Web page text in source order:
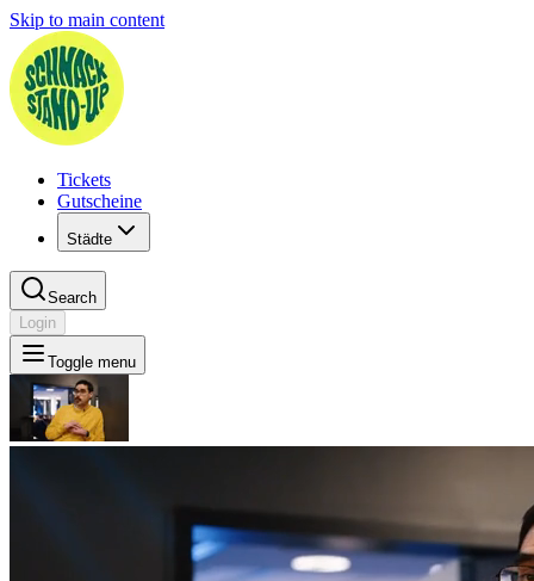
Skip to main content
Tickets
Gutscheine
Städte
Search
Login
Toggle menu